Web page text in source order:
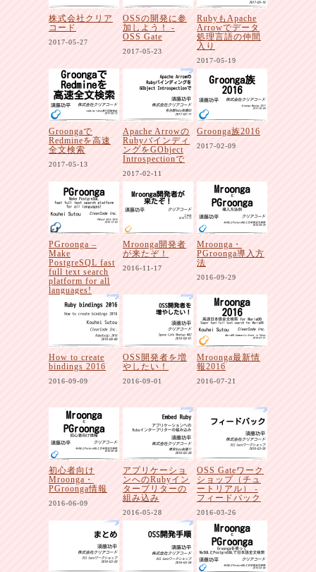
株式会社クリア
コード
2017-05-27
OSSの開発に参
加しよう！ -
OSS Gate
2017-05-23
RubyもApache
Arrowでデータ
処理言語の仲間
入り
2017-05-19
Groongaで
Redmineを高速
全文検索
2017-05-13
Apache Arrowの
Rubyバインディ
ングをGObject
Introspectionで
2017-02-11
Groonga族2016
2017-02-09
PGroonga –
Make
PostgreSQL fast
full text search
platform for all
languages!
2016-12-03
Mroonga開発者
が来たぞ！
2016-11-17
Mroonga・
PGroonga導入方
法
2016-09-29
How to create
bindings 2016
2016-09-09
OSS開発者を増
やしたい！
2016-09-01
Mroonga最新情
報2016
2016-07-21
初心者向け
Mroonga・
PGroonga情報
2016-06-09
アプリケーショ
ンへのRubyイン
タープリターの
組み込み
2016-05-28
OSS Gateワーク
ショップ（チュ
ートリアル） -
フィードバック
2016-03-26